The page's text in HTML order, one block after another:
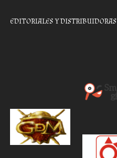
EDITORIALES Y DISTRIBUIDORAS